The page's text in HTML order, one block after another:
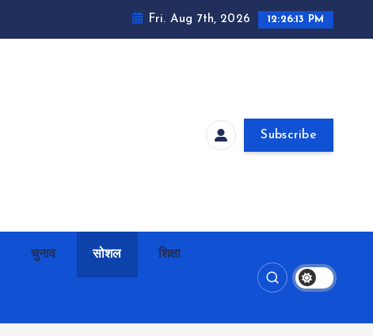
Fri. Aug 7th, 2026 12:26:14 PM
Subscribe
चुनाव सोशल शिक्षा